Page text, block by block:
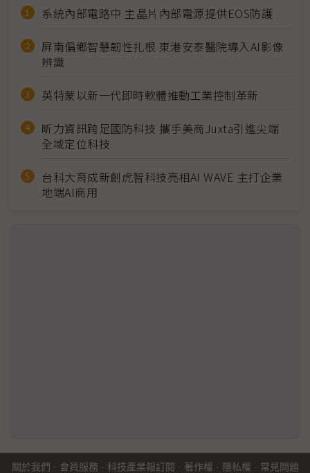
系統內部電路中 主晶片內部電源提供EOS防護
屏南偏鄉智慧韌性扎根 東港安泰醫院導入AI影像
辨識
英特蒙以新一代即時軟體推動工業控制革新
昕力資訊跨足國防科技 攜手美商Juxta引進尖端
全域定位科技
台科大育成新創虎智科技亮相AI WAVE 主打企業
地端AI商用
關於我們 · 會員服務 · 科技產業報訂閱 · 著作權 · 隱私權 · 常見問題